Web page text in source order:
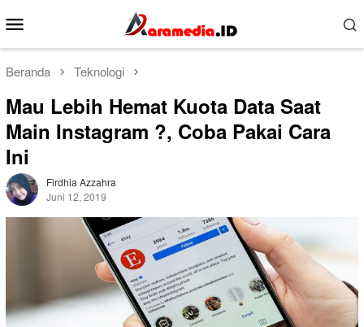
ke
kontenMobile
Beranda Teknologi
Mau Lebih Hemat Kuota Data Saat
Main Instagram ?, Coba Pakai Cara
Ini
Firdhia Azzahra
Juni 12, 2019